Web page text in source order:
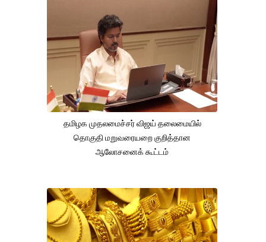
தமிழக முதலமைச்சர் விஜய் தலைமையில்
தொகுதி மறுவரையறை குறித்தான
ஆலோசனைக் கூட்டம்